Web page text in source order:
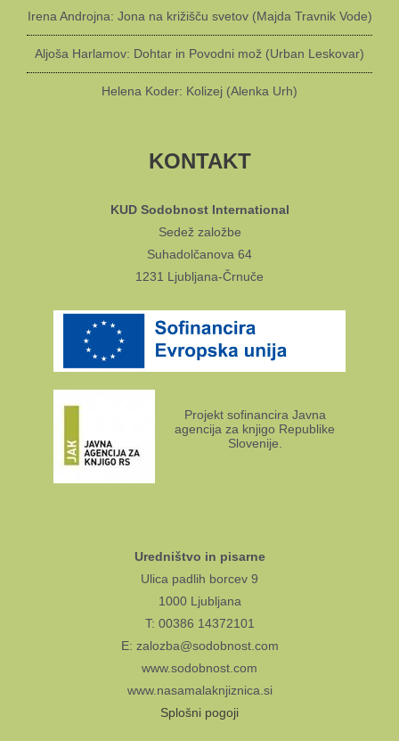
Irena Androjna: Jona na križišču svetov (Majda Travnik Vode)
Aljoša Harlamov: Dohtar in Povodni mož (Urban Leskovar)
Helena Koder: Kolizej (Alenka Urh)
KONTAKT
KUD Sodobnost International
Sedež založbe
Suhadolčanova 64
1231 Ljubljana-Črnuče
Projekt sofinancira Javna
agencija za knjigo Republike
Slovenije.
Uredništvo in pisarne
Ulica padlih borcev 9
1000 Ljubljana
T: 00386 14372101
E: zalozba@sodobnost.com
www.sodobnost.com
www.nasamalaknjiznica.si
Splošni pogoji